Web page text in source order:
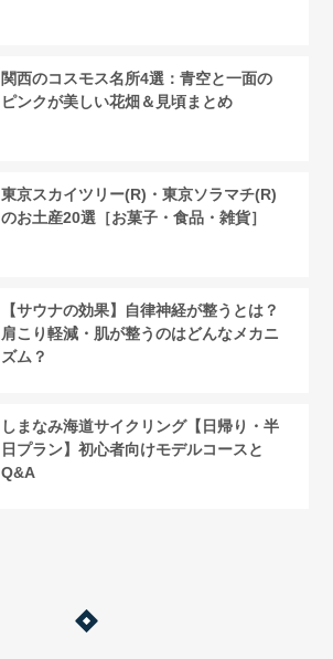
関西のコスモス名所4選：青空と一面の
ピンクが美しい花畑＆見頃まとめ
東京スカイツリー(R)・東京ソラマチ(R)
のお土産20選［お菓子・食品・雑貨］
【サウナの効果】自律神経が整うとは？
肩こり軽減・肌が整うのはどんなメカニ
ズム？
しまなみ海道サイクリング【日帰り・半
日プラン】初心者向けモデルコースと
Q&A